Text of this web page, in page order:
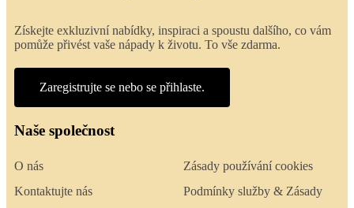
Získejte exkluzivní nabídky, inspiraci a spoustu dalšího, co vám
pomůže přivést vaše nápady k životu. To vše zdarma.
Zaregistrujte se nebo se přihlaste.
Naše společnost
O nás
Kontaktujte nás
Zásady používání cookies
Podmínky služby & Zásady